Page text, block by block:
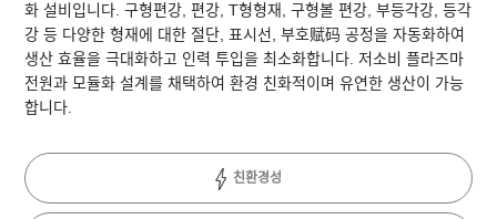
화 설비입니다. 구형편강, 편강, T형형재, 구형볼 편강, 부등각강, 등각
강 등 다양한 형재에 대한 절단, 표시선, 부호赋码 공정을 자동화하여
생산 효율을 극대화하고 인력 투입을 최소화합니다. 저소비 플라즈마
전원과 모듈화 설계를 채택하여 환경 친화적이며 유연한 생산이 가능
합니다.
친환경성